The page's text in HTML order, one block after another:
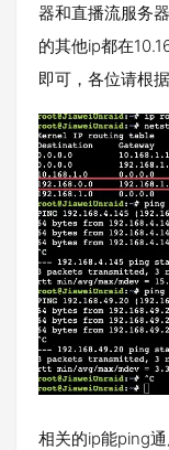
器和直播流服务
的其他ip都在
即可，各位请根
相关的ip能ping通